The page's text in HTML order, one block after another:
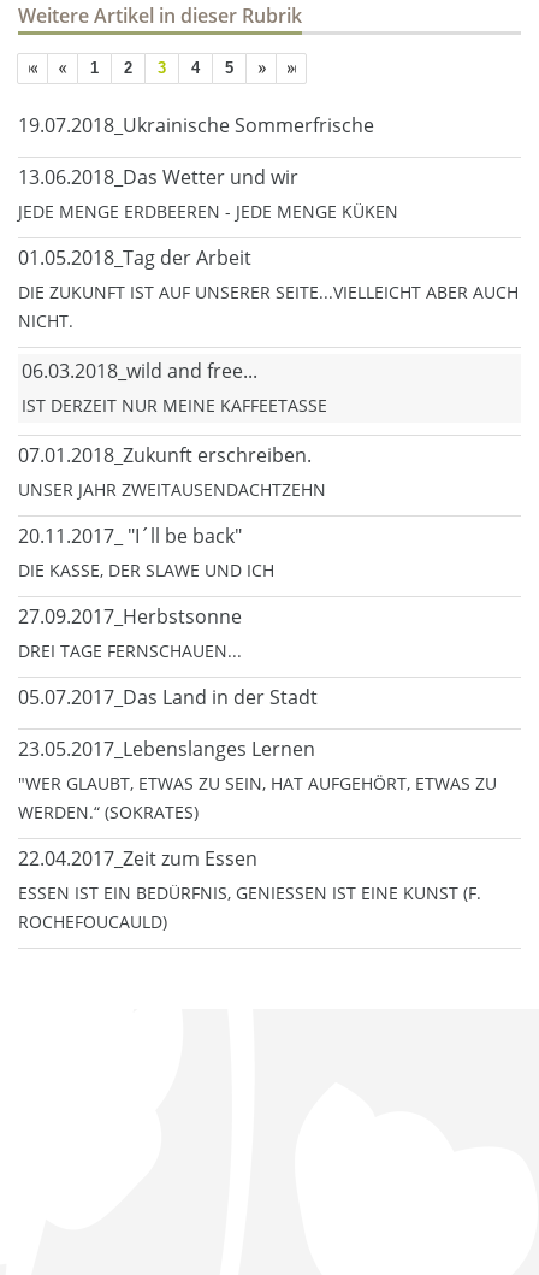
Weitere Artikel in dieser Rubrik
1 2 3 4 5
19.07.2018_Ukrainische Sommerfrische
13.06.2018_Das Wetter und wir
JEDE MENGE ERDBEEREN - JEDE MENGE KÜKEN
01.05.2018_Tag der Arbeit
DIE ZUKUNFT IST AUF UNSERER SEITE...VIELLEICHT ABER AUCH
NICHT.
06.03.2018_wild and free...
IST DERZEIT NUR MEINE KAFFEETASSE
07.01.2018_Zukunft erschreiben.
UNSER JAHR ZWEITAUSENDACHTZEHN
20.11.2017_ "I´ll be back"
DIE KASSE, DER SLAWE UND ICH
27.09.2017_Herbstsonne
DREI TAGE FERNSCHAUEN...
05.07.2017_Das Land in der Stadt
23.05.2017_Lebenslanges Lernen
"WER GLAUBT, ETWAS ZU SEIN, HAT AUFGEHÖRT, ETWAS ZU
WERDEN.“ (SOKRATES)
22.04.2017_Zeit zum Essen
ESSEN IST EIN BEDÜRFNIS, GENIESSEN IST EINE KUNST (F. R
OCHEFOUCAULD)